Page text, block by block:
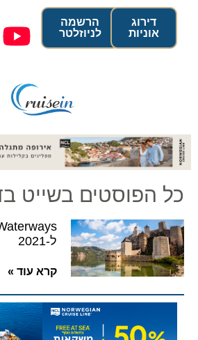
הרשמה
לניוזלטר
דירוג
אוניות
כל הפוסטים בשייט
ל-2021
קרא עוד »